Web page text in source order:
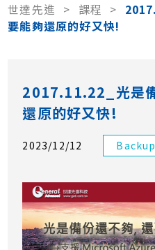
世達先進 > 課程 >
要能夠還原的好又快!
2017.11.22_光是
還原的好又快!
2023/12/12